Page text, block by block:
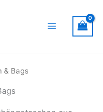
& Bags